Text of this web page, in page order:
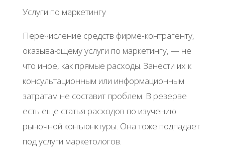
Услуги по маркетингу
Перечисление средств фирме-контрагенту,
оказывающему услуги по маркетингу, — не
что иное, как прямые расходы. Занести их к
консультационным или информационным
затратам не составит проблем. В резерве
есть еще статья расходов по изучению
рыночной конъюнктуры. Она тоже подпадает
под услуги маркетологов.